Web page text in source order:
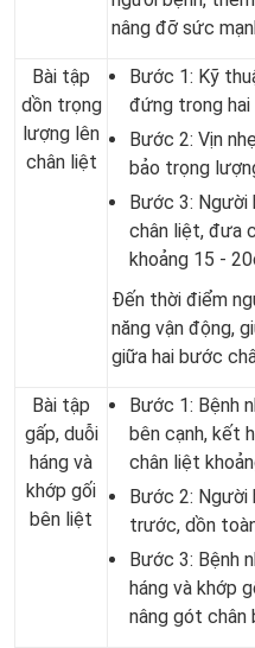
nâng đỡ sức
Bài tập
dồn trọng
lượng lên
chân liệt
Bước 1: Kỹ
đứng trong hai
Bước 2: Vịn
bảo trọng
Bước 3:
chân liệt, đưa
khoảng 15 -
Đến thời điểm
năng vận động,
giữa hai bước
Bài tập
gấp, duỗi
háng và
khớp gối
bên liệt
Bước 1: Bệnh
bên cạnh, kết
chân liệt
Bước 2:
trước, dồn
Bước 3: Bệnh
háng và khớp
nâng gót chân